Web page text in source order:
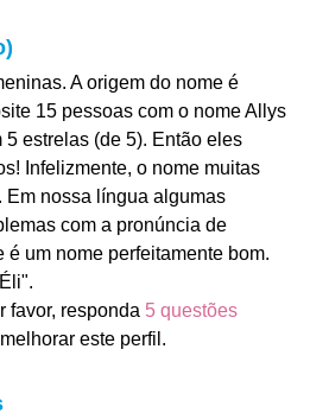
A origem do nome é
15 pessoas com o nome Allys
estrelas (de 5). Então eles
Infelizmente, o nome muitas
Em nossa língua algumas
com a pronúncia de
é um nome perfeitamente bom.
favor, responda 5 questões
este perfil.